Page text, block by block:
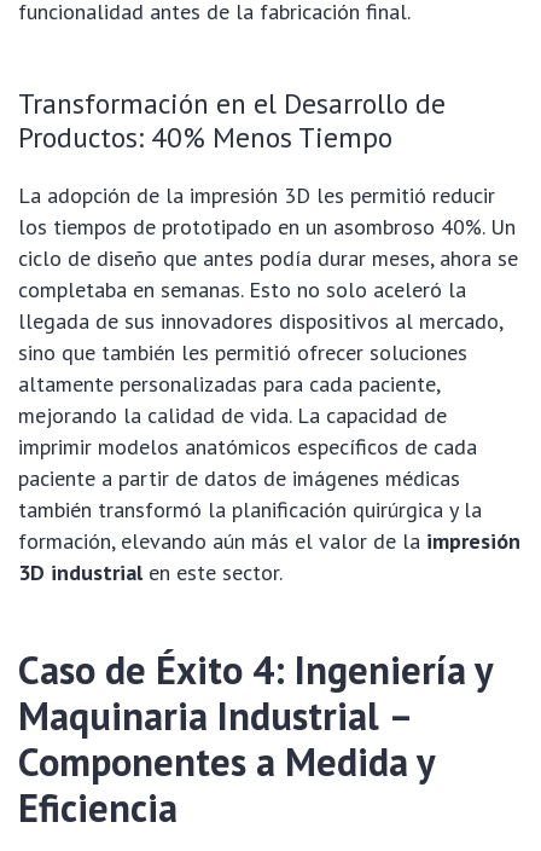
funcionalidad antes de la fabricación final.
Transformación en el Desarrollo de
Productos: 40% Menos Tiempo
La adopción de la impresión 3D les permitió reducir
los tiempos de prototipado en un asombroso 40%. Un
ciclo de diseño que antes podía durar meses, ahora se
completaba en semanas. Esto no solo aceleró la
llegada de sus innovadores dispositivos al mercado,
sino que también les permitió ofrecer soluciones
altamente personalizadas para cada paciente,
mejorando la calidad de vida. La capacidad de
imprimir modelos anatómicos específicos de cada
paciente a partir de datos de imágenes médicas
también transformó la planificación quirúrgica y la
formación, elevando aún más el valor de la impresión
3D industrialen este sector.
Caso de Éxito 4: Ingeniería y
Maquinaria Industrial –
Componentes a Medida y
Eficiencia